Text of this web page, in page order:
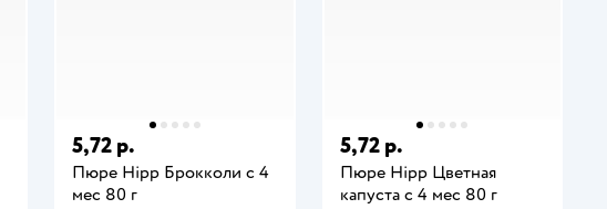
5,72 р.
Пюре Hipp Брокколи с 4
мес 80 г
5,72 р.
Пюре Hipp Цветная
капуста с 4 мес 80 г